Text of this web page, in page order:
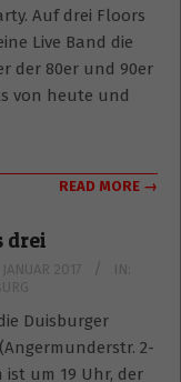
Auf drei Floors
Live Band die
der 80er und 90er
von heute und
READ MORE →
drei
2017
IN:
Duisburger
2-
ist um 19 Uhr, der